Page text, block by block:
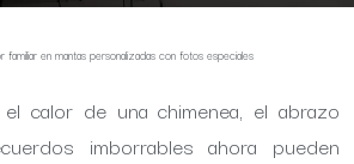
familiar en mantas personalizadas con fotos especiales
calor de una chimenea, el abrazo
imborrables ahora pueden